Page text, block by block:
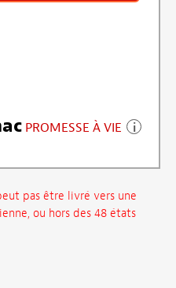
PROMESSE À VIE
pas être livré vers une
ou hors des 48 états